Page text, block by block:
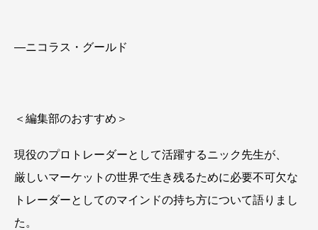
―ニコラス・グールド
＜編集部のおすすめ＞
現役のプロトレーダーとして活躍するニック先生が、
厳しいマーケットの世界で生き残るために必要不可欠な
トレーダーとしてのマインドの持ち方について語りまし
た。